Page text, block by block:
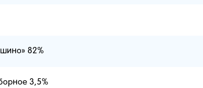
82%
3,5%